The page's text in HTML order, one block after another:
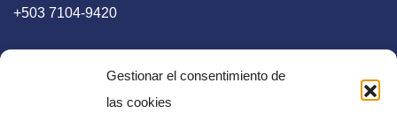
Gestionar el consentimiento de
las cookies
+503 7104-9420